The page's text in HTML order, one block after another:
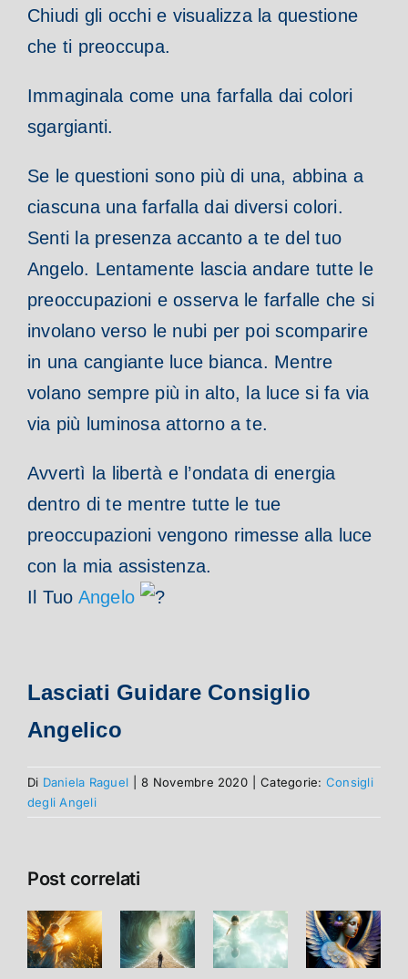
Chiudi gli occhi e visualizza la questione
che ti preoccupa.
Immaginala come una farfalla dai colori
sgargianti.
Se le questioni sono più di una, abbina a
ciascuna una farfalla dai diversi colori.
Senti la presenza accanto a te del tuo
Angelo. Lentamente lascia andare tutte le
preoccupazioni e osserva le farfalle che si
involano verso le nubi per poi scomparire
in una cangiante luce bianca. Mentre
volano sempre più in alto, la luce si fa via
via più luminosa attorno a te.
Avvertì la libertà e l’ondata di energia
dentro di te mentre tutte le tue
preoccupazioni vengono rimesse alla luce
con la mia assistenza.
Il Tuo Angelo
Lasciati Guidare Consiglio
Angelico
Di Daniela Raguel 8 Novembre 2020 Categorie: Consigli
degli Angeli
Post correlati